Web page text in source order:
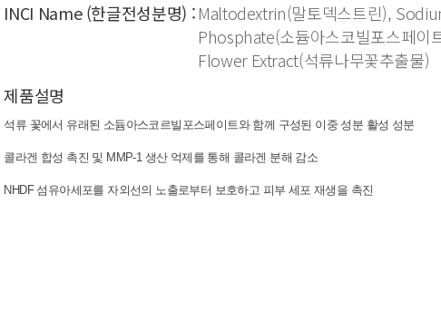
INCI Name (한글전성분명) :Maltodextrin(말토덱스트린),
Phosphate(소듐아스코빌포스페이
Flower Extract(석류나무꽃추출물)
제품설명
석류 꽃에서 유래된 소듐아스코르빌포스페이트와 함께 구성된 이중 성분 활성 성분
콜라겐 합성 촉진 및 MMP-1 생산 억제를 통해 콜라겐 분해 감소
NHDF 섬유아세포를 자외선의 노출로부터 보호하고 피부 세포 재생을 촉진